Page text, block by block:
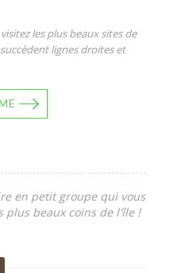
les plus beaux sites de
lignes droites et
en petit groupe qui vous
plus beaux coins de l'île !